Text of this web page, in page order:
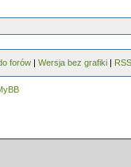
forów | Wersja bez grafiki | RSS